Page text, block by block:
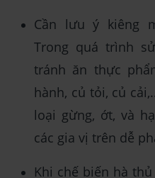
Cần lưu ý kiêng
Trong quá trình
tránh ăn thực
hành, củ tỏi, củ
loại gừng, ớt, và
các gia vị trên dễ
Khi chế biến hà